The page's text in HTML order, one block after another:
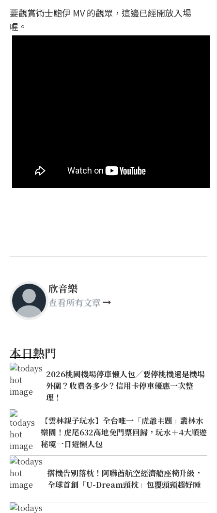
要觀賞術士鮑伊 MV 的觀眾，這邊已經開放入場
喔。
欣音樂
查看所有文章
本日熱門
2026桃園機場停車懶人包／要停桃機還是機場
外圍？收費各多少？信用卡停車優惠一次整
理！
【雲林親子玩水】全台唯一「虎爺主題」叢林水
樂園！虎尾632高地免門票回歸，玩水＋4大順遊
秘境一日遊懶人包
搭機告別落枕！阿聯酋航空經濟艙座椅升級，
全球首創「U-Dream頭枕」包覆頭頸超好睡